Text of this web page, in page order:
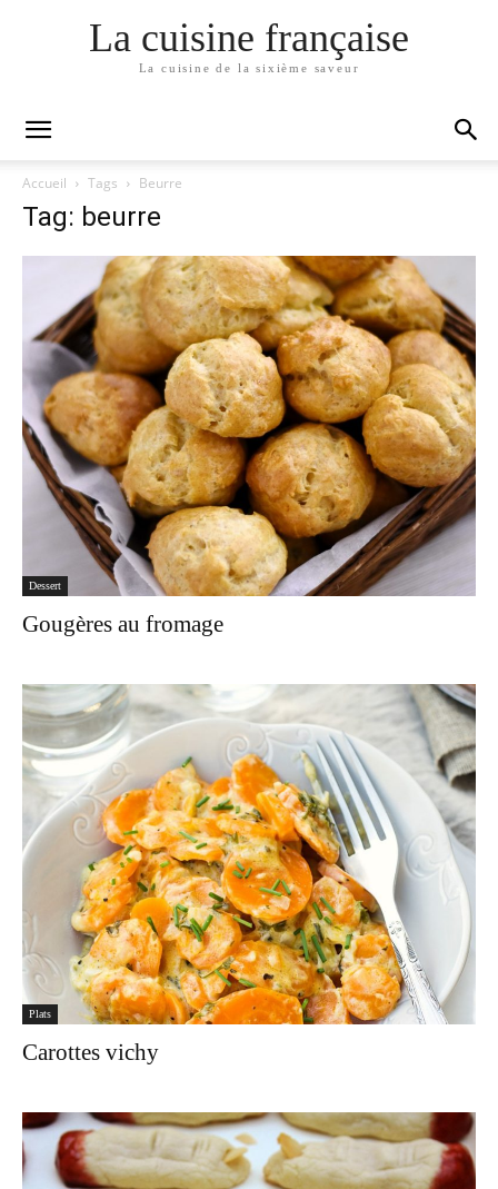
La cuisine française
La cuisine de la sixième saveur
Accueil Tags Beurre
Tag: beurre
Dessert
Gougères au fromage
Plats
Carottes vichy